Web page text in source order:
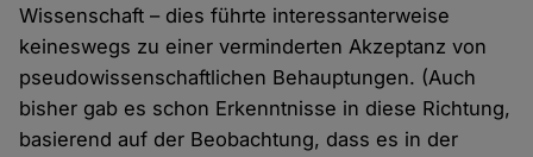
Wissenschaft – dies führte interessanterweise
keineswegs zu einer verminderten Akzeptanz von
pseudowissenschaftlichen Behauptungen. (Auch
bisher gab es schon Erkenntnisse in diese Richtung,
basierend auf der Beobachtung, dass es in der